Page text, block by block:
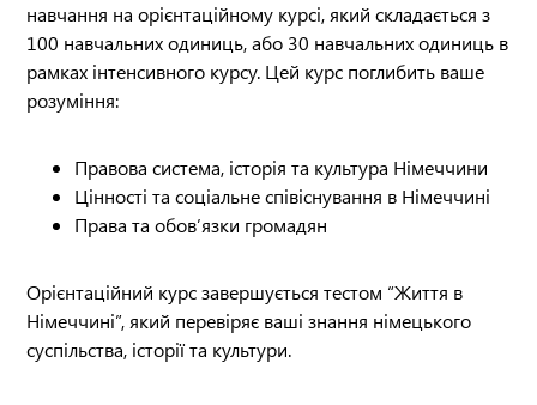
навчання на орієнтаційному курсі, який складається з
100 навчальних одиниць, або 30 навчальних одиниць в
рамках інтенсивного курсу. Цей курс поглибить ваше
розуміння:
Правова система, історія та культура Німеччини
Цінності та соціальне співіснування в Німеччині
Права та обов’язки громадян
Орієнтаційний курс завершується тестом “Життя в
Німеччині”, який перевіряє ваші знання німецького
суспільства, історії та культури.